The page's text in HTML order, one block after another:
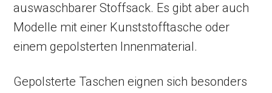
auswaschbarer Stoffsack. Es gibt aber auch
Modelle mit einer Kunststofftasche oder
einem gepolsterten Innenmaterial.
Gepolsterte Taschen eignen sich besonders